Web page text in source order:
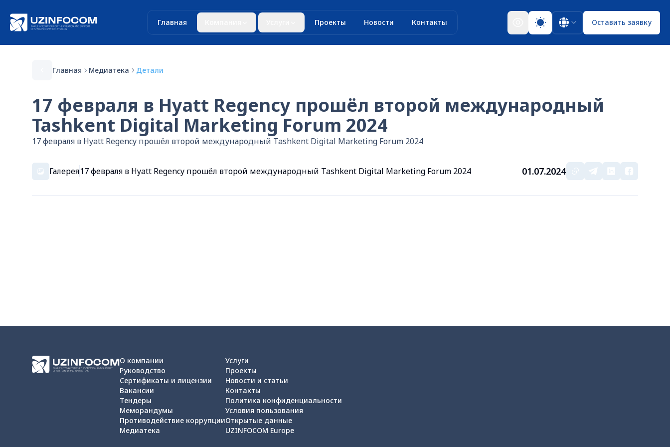
Главная Проекты Новости Контакты Оставить заявку
Главная Медиатека Детали
17 февраля в Hyatt Regency прошёл второй международный
Tashkent Digital Marketing Forum 2024
17 февраля в Hyatt Regency прошёл второй международный Tashkent Digital Marketing Forum 2024
Галерея17 февраля в Hyatt Regency прошёл второй международный Tashkent Digital Marketing Forum 2024 01.07.2024
О компании
Руководство
Сертификаты и лицензии
Вакансии
Тендеры
Меморандумы
Противодействие коррупции
Медиатека
Услуги
Проекты
Новости и статьи
Контакты
Политика конфиденциальности
Условия пользования
Открытые данные
UZINFOCOM Europe